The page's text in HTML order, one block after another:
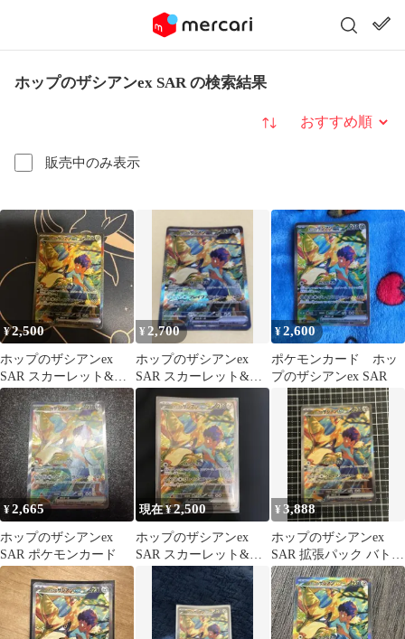
ホップのザシアンex SAR の検索結果
販売中のみ表示
並び替え
¥2,500
ホップのザシアンex
SAR スカーレット&バ
イオレット 拡張パック
バトルパ…
¥ 2,700
ホップのザシアンex
SAR スカーレット&バ
イオレット 拡張パック
バトルパ…
¥2,600
ポケモンカード ホッ
プのザシアンex SAR
¥2,665
ホップのザシアンex
SAR ポケモンカード
現在 ¥2,500
ホップのザシアンex
SAR スカーレット&バ
イオレット 拡張パック
バトルパ…
¥3,888
ホップのザシアンex
SAR 拡張パック バトル
パートナーズ